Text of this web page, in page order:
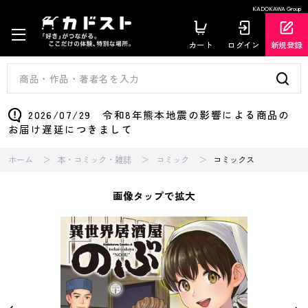
KADOKAWA Group
カート ログイン 新規登録
2026/07/29 令和8年熊本地震の影響による商品の
お届け遅延につきまして
ホーム 本・コミック・雑誌 コミック コミックス
画像タップで拡大